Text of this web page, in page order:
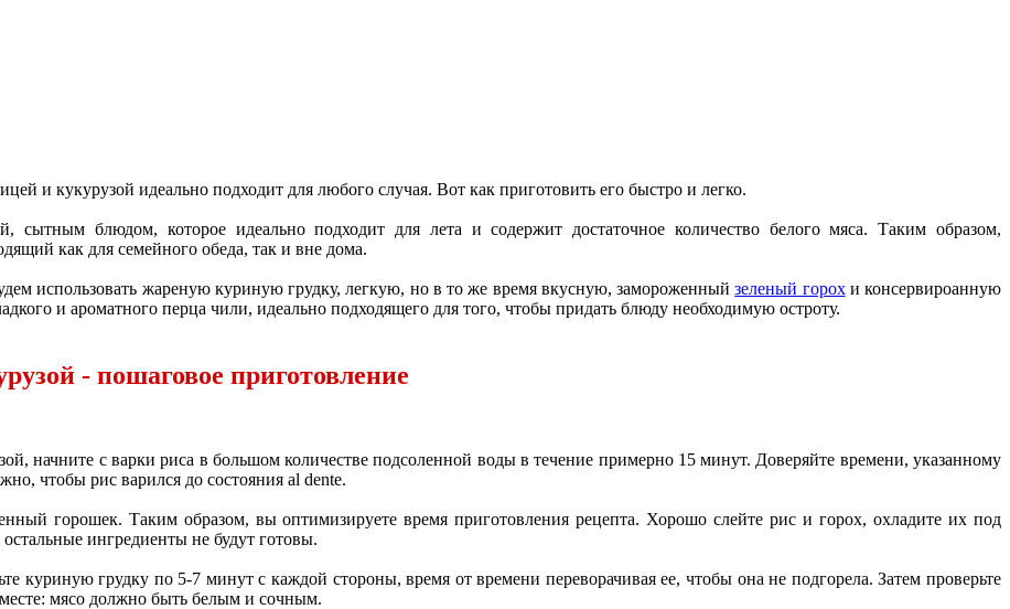
и кукурузой идеально подходит для любого случая. Вот как приготовить его быстро и легко.
сытным блюдом, которое идеально подходит для лета и содержит достаточное количество белого мяса. Таким образом,
как для семейного обеда, так и вне дома.
использовать жареную куриную грудку, легкую, но в то же время вкусную, замороженныйзеленый горохи консервироанную
и ароматного перца чили, идеально подходящего для того, чтобы придать блюду необходимую остроту.
- пошаговое приготовление
начните с варки риса в большом количестве подсоленной воды в течение примерно 15 минут. Доверяйте времени, указанному
чтобы рис варился до состояния al dente.
горошек. Таким образом, вы оптимизируете время приготовления рецепта. Хорошо слейте рис и горох, охладите их под
ингредиенты не будут готовы.
куриную грудку по 5-7 минут с каждой стороны, время от времени переворачивая ее, чтобы она не подгорела. Затем проверьте
мясо должно быть белым и сочным.